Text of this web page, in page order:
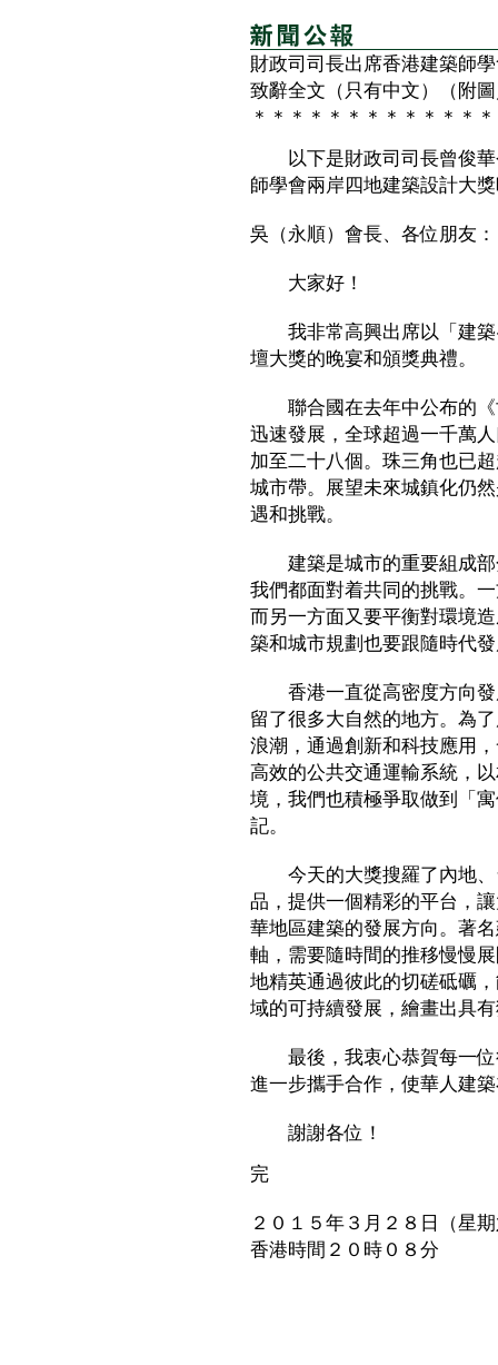
財政司司長出席香港建築師
致辭全文（只有中文）（附
＊＊＊＊＊＊＊＊＊＊＊＊
以下是財政司司長曾俊華
師學會兩岸四地建築設計大
吳（永順）會長、各位朋友：
大家好！
我非常高興出席以「建築‧
壇大獎的晚宴和頒獎典禮。
聯合國在去年中公布的《
迅速發展，全球超過一千萬
加至二十八個。珠三角也已
城市帶。展望未來城鎮化仍
遇和挑戰。
建築是城市的重要組成部
我們都面對着共同的挑戰。
而另一方面又要平衡對環境
築和城市規劃也要跟隨時代
香港一直從高密度方向發
留了很多大自然的地方。為
浪潮，通過創新和科技應用
高效的公共交通運輸系統，
境，我們也積極爭取做到「
記。
今天的大獎搜羅了內地、
品，提供一個精彩的平台，
華地區建築的發展方向。著
軸，需要隨時間的推移慢慢
地精英通過彼此的切磋砥礪
域的可持續發展，繪畫出具
最後，我衷心恭賀每一位
進一步攜手合作，使華人建
謝謝各位！
完
２０１５年３月２８日（星
香港時間２０時０８分